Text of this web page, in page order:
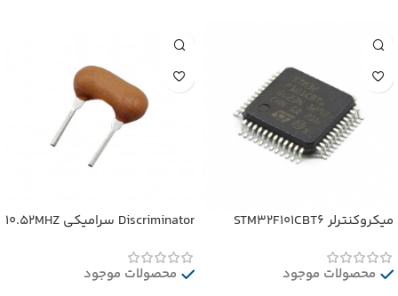
میکروکنترلر STM32F101CBT6
محصولات موجود
Discriminator سرامیکی 10.52MHZ
محصولات موجود